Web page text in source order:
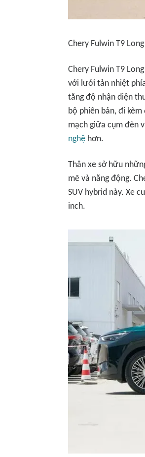
Chery Fulwin T9
Chery Fulwin T9
với lưới tản nhiệt
tăng độ nhận diện
bộ phiên bản, đi
mạch giữa cụm đèn
nghệ hơn.
Thân xe sở hữu
mẽ và năng động.
SUV hybrid này. Xe
inch.